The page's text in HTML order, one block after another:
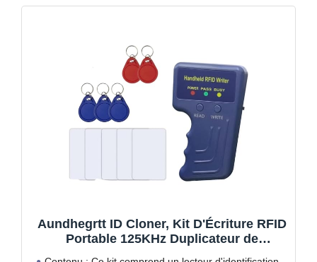
Aundhegrtt ID Cloner, Kit D'Écriture RFID
Portable 125KHz Duplicateur de